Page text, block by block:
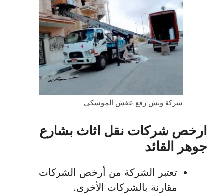
شركة ونش رفع عفش الموسكي
ارخص شركات نقل اثاث بشارع
جوهر القائد
تعتبر الشركة من أرخص الشركات
مقارنة بالشركات الأخرى.